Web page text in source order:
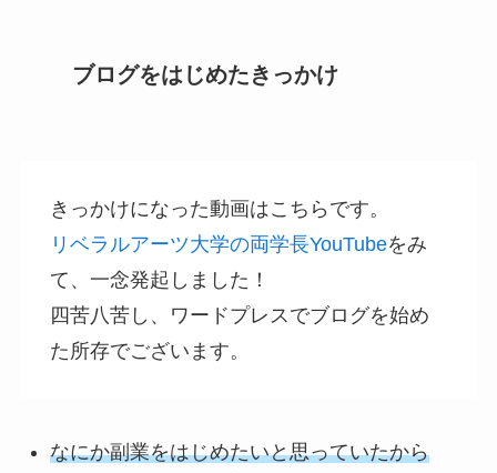
ブログをはじめたきっかけ
きっかけになった動画はこちらです。
リベラルアーツ大学の両学長YouTubeをみ
て、一念発起しました！
四苦八苦し、ワードプレスでブログを始め
た所存でございます。
なにか副業をはじめたいと思っていたから